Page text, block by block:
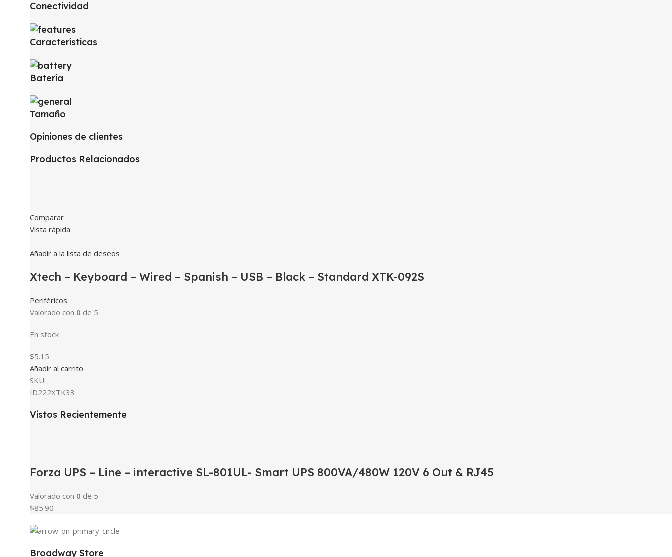
Conectividad
Características
Batería
Tamaño
Opiniones de clientes
Productos Relacionados
Comparar
Vista rápida
Añadir a la lista de deseos
Xtech – Keyboard – Wired – Spanish – USB – Black – Standard XTK-092S
Periféricos
Valorado con 0 de 5
En stock
$5.15
Añadir al carrito
SKU:
ID222XTK33
Vistos Recientemente
Forza UPS – Line – interactive SL-801UL- Smart UPS 800VA/480W 120V 6 Out & RJ45
Valorado con 0 de 5
$85.90
Broadway Store